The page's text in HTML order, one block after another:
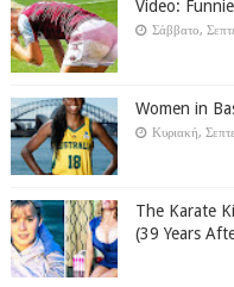
Video:
Σάββατο,
Women in
Κυριακή,
The Karate
(39 Years